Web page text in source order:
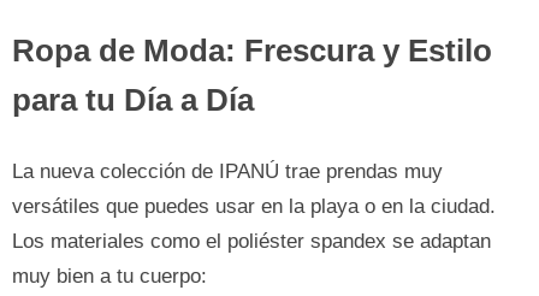
Ropa de Moda: Frescura y Estilo
para tu Día a Día
La nueva colección de IPANÚ trae prendas muy
versátiles que puedes usar en la playa o en la ciudad.
Los materiales como el poliéster spandex se adaptan
muy bien a tu cuerpo: